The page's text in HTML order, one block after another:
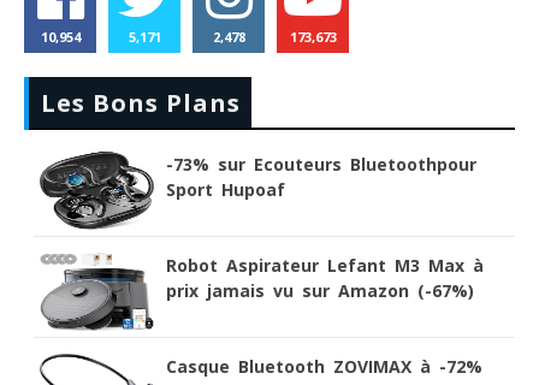
10,954 5,171 2,478 173,673
Les Bons Plans
-73% sur Ecouteurs Bluetoothpour
Sport Hupoaf
Robot Aspirateur Lefant M3 Max à
prix jamais vu sur Amazon (-67%)
Casque Bluetooth ZOVIMAX à -72%